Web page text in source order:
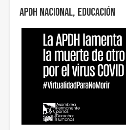
APDH Nacional Educación